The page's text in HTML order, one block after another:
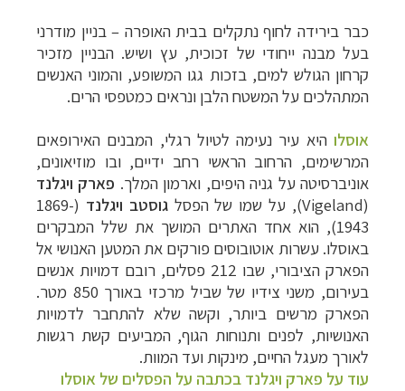
כבר בירידה לחוף נתקלים בבית האופרה –בניין מודרני
בעל מבנה ייחודי של זכוכית, עץ ושיש. הבניין מזכיר
קרחון הגולש למים, בזכות גגו המשופע, והמוני האנשים
המתהלכים על המשטח הלבן ונראים כמטפסי הרים.
אוסלו היא עיר נעימה לטיול רגלי, המבנים האירופאים
המרשימים, הרחוב הראשי רחב ידיים, ובו מוזיאונים,
אוניברסיטה על גניה היפים, וארמון המלך. פארק ויגלנד
(
Vigeland), על שמו של הפסלגוסטב ויגלנד
(‏1869-
1943), הוא אחד האתרים המושך את שלל המבקרים
באוסלו. עשרות אוטובוסים פורקים את המטען האנושי אל
הפארק הציבורי, שבו 212 פסלים, רובם דמויות אנשים
בעירום, משני צידיו של שביל מרכזי באורך 850 מטר.
הפארק מרשים ביותר, וקשה שלא להתחבר לדמויות
האנושיות, לפנים ותנוחות הגוף, המביעים קשת רגשות
לאורך מעגל החיים, מינקות ועד המוות.
עוד על פארק ויגלנד בכתבה על הפסלים של אוסלו